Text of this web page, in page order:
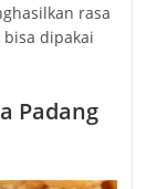
rasa
dipakai
Padang